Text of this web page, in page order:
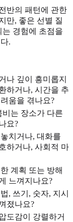
반의 패턴에 관한
만, 좋은 선별 질
경험에 초점을
.
나 깊이 흥미롭지
하거나, 시간을 추
움을 겪나요?
비는 장소가 다른
요?
치거나, 대화를
하거나, 사회적 마
계획 또는 방해
느껴지나요?
, 쓰기, 숫자, 지시
졌나요?
도감이 강렬하거